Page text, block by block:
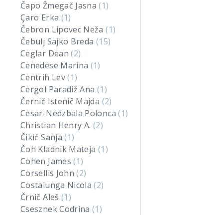
Čapo Žmegač Jasna(1)
Çaro Erka (1)
Čebron Lipovec Neža(1)
Čebulj Sajko Breda (15)
Ceglar Dean(2)
Cenedese Marina (1)
Centrih Lev(1)
Cergol Paradiž Ana (1)
Černič Istenič Majda (2)
Cesar-Nedzbala Polonca(1)
Christian Henry A. (2)
Čikić Sanja(1)
Čoh Kladnik Mateja (1)
Cohen James(1)
Corsellis John(2)
Costalunga Nicola(2)
Črnič Aleš (1)
Csesznek Codrina(1)